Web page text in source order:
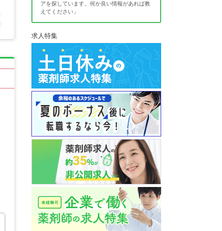
アを探しています。何か良い情報があれば教
えてください」
求人特集